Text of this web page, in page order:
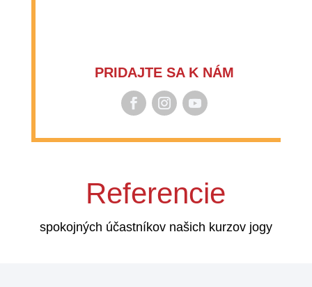
PRIDAJTE SA K NÁM
Referencie
spokojných účastníkov našich kurzov jogy